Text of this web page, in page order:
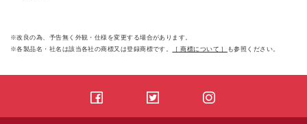
※改良の為、予告無く外観・仕様を変更する場合があります。
※各製品名・社名は該当各社の商標又は登録商標です。
［ 商標について ］ も参照ください。